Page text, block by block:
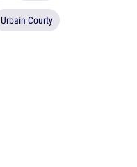
Urbain Courty